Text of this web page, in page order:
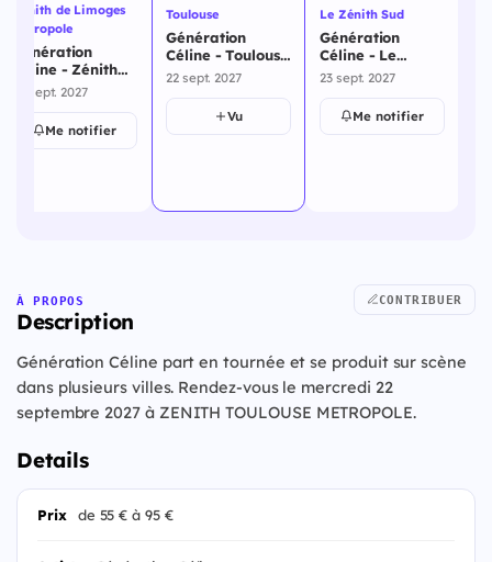
Zénith de Limoges
Métropole
Génération
Céline - Zénith
de Limoges
Métropole - 21
septembre 2027
21 sept. 2027
Me notifier
Toulouse
Génération
Céline - Toulouse
- 22 septembre
2027
22 sept. 2027
Vu
Le Zénith Sud
Génération
Céline - Le
Zénith Sud - 23
septembre 2027
23 sept. 2027
Me notifier
À PROPOS
Description
CONTRIBUER
Génération Céline part en tournée et se produit sur scène
dans plusieurs villes. Rendez-vous le mercredi 22
septembre 2027 à ZENITH TOULOUSE METROPOLE.
Details
Prix de 55 € à 95 €